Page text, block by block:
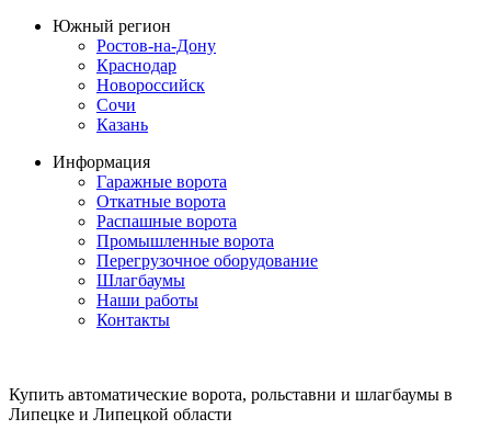
Южный регион
Ростов-на-Дону
Краснодар
Новороссийск
Сочи
Казань
Информация
Гаражные ворота
Откатные ворота
Распашные ворота
Промышленные ворота
Перегрузочное оборудование
Шлагбаумы
Наши работы
Контакты
Купить автоматические ворота, рольставни и шлагбаумы в
Липецке и Липецкой области